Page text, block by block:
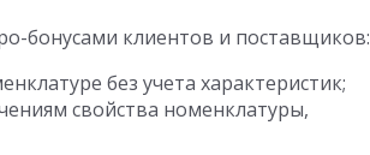
бонусами клиентов и поставщиков:
без учета характеристик;
свойства номенклатуры,